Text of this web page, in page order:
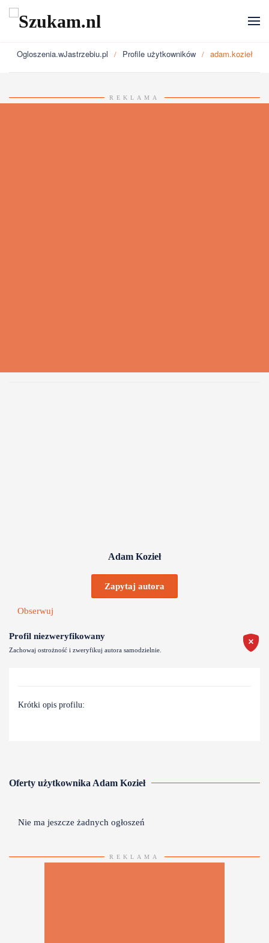
Przejdź do głównej treści
Ogloszenia.wJastrzebiu.pl Profile użytkowników adam.kozieł
REKLAMA
Adam Kozieł
Zapytaj autora
Obserwuj
Profil niezweryfikowany
Zachowaj ostrożność i zweryfikuj autora samodzielnie.
Krótki opis profilu:
Oferty użytkownika Adam Kozieł
Nie ma jeszcze żadnych ogłoszeń
REKLAMA